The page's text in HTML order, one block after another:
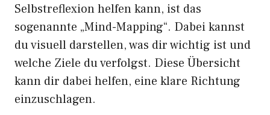
Selbstreflexion helfen kann, ist das
sogenannte „Mind-Mapping“. Dabei kannst
du visuell darstellen, was dir wichtig ist und
welche Ziele du verfolgst. Diese Übersicht
kann dir dabei helfen, eine klare Richtung
einzuschlagen.